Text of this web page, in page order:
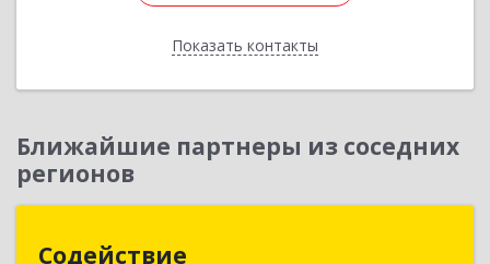
Показать контакты
Назад
Ближайшие партнеры из соседних
регионов
Содействие